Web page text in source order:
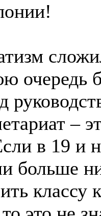
очередь
–
в 19 и
больше
классу